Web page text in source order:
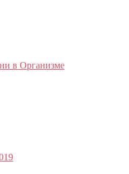
в Организме